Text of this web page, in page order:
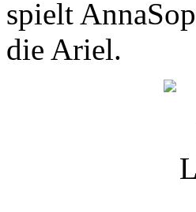
spielt
die Ariel.